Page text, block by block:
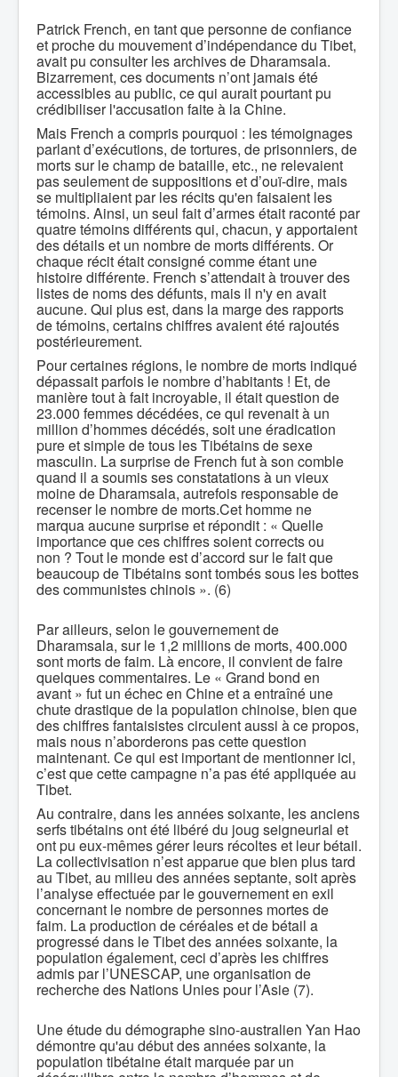
Patrick French, en tant que personne de confiance
et proche du mouvement d’indépendance du Tibet,
avait pu consulter les archives de Dharamsala.
Bizarrement, ces documents n’ont jamais été
accessibles au public, ce qui aurait pourtant pu
crédibiliser l'accusation faite à la Chine.
Mais French a compris pourquoi : les témoignages
parlant d’exécutions, de tortures, de prisonniers, de
morts sur le champ de bataille, etc., ne relevaient
pas seulement de suppositions et d’ouï-dire, mais
se multipliaient par les récits qu'en faisaient les
témoins. Ainsi, un seul fait d’armes était raconté par
quatre témoins différents qui, chacun, y apportaient
des détails et un nombre de morts différents. Or
chaque récit était consigné comme étant une
histoire différente. French s’attendait à trouver des
listes de noms des défunts, mais il n'y en avait
aucune. Qui plus est, dans la marge des rapports
de témoins, certains chiffres avaient été rajoutés
postérieurement.
Pour certaines régions, le nombre de morts indiqué
dépassait parfois le nombre d’habitants ! Et, de
manière tout à fait incroyable, il était question de
23.000 femmes décédées, ce qui revenait à un
million d’hommes décédés, soit une éradication
pure et simple de tous les Tibétains de sexe
masculin. La surprise de French fut à son comble
quand il a soumis ses constatations à un vieux
moine de Dharamsala, autrefois responsable de
recenser le nombre de morts.Cet homme ne
marqua aucune surprise et répondit : « Quelle
importance que ces chiffres soient corrects ou
non ? Tout le monde est d’accord sur le fait que
beaucoup de Tibétains sont tombés sous les bottes
des communistes chinois ». (6)
Par ailleurs, selon le gouvernement de
Dharamsala, sur le 1,2 millions de morts, 400.000
sont morts de faim. Là encore, il convient de faire
quelques commentaires. Le « Grand bond en
avant » fut un échec en Chine et a entraîné une
chute drastique de la population chinoise, bien que
des chiffres fantaisistes circulent aussi à ce propos,
mais nous n’aborderons pas cette question
maintenant. Ce qui est important de mentionner ici,
c’est que cette campagne n’a pas été appliquée au
Tibet.
Au contraire, dans les années soixante, les anciens
serfs tibétains ont été libéré du joug seigneurial et
ont pu eux-mêmes gérer leurs récoltes et leur bétail.
La collectivisation n’est apparue que bien plus tard
au Tibet, au milieu des années septante, soit après
l’analyse effectuée par le gouvernement en exil
concernant le nombre de personnes mortes de
faim. La production de céréales et de bétail a
progressé dans le Tibet des années soixante, la
population également, ceci d’après les chiffres
admis par l’UNESCAP, une organisation de
recherche des Nations Unies pour l’Asie (7).
Une étude du démographe sino-australien Yan Hao
démontre qu'au début des années soixante, la
population tibétaine était marquée par un